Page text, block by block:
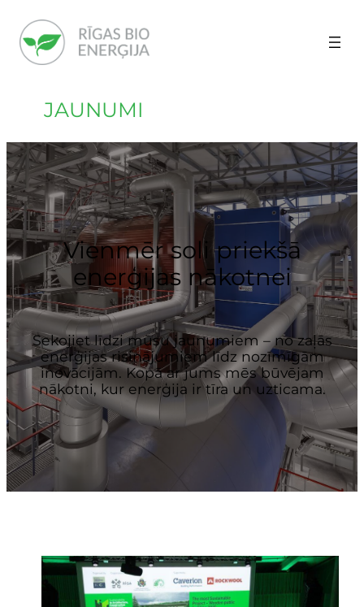
JAUNUMI
Vienmēr soli priekšā
enerģijas nākotnei
Sekojiet līdzi mūsu jaunumiem – no zaļās
enerģijas risinājumiem līdz nozīmīgām
inovācijām. Kopā ar jums mēs būvējam
nākotni, kur enerģija ir tīra un uzticama.